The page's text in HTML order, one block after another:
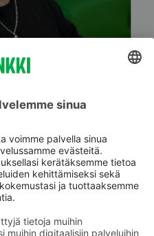
huhtikuussa
12.5.2026